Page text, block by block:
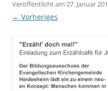
Veröffentlicht am 27. Januar
← Vorheriges